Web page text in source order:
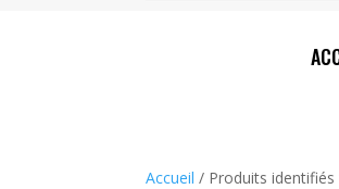
Accueil / Produits identifiés